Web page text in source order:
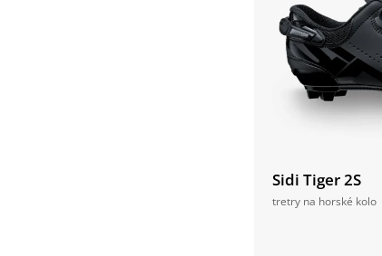
Sidi Tiger 2S
tretry na horské kolo